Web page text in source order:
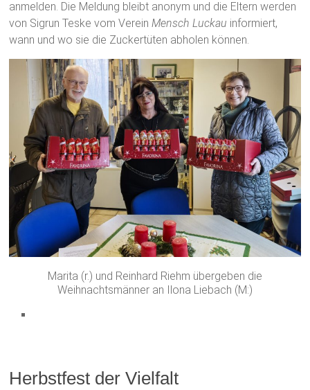
anmelden. Die Meldung bleibt anonym und die Eltern werden
von Sigrun Teske vom VereinMensch Luckau informiert,
wann und wo sie die Zuckertüten abholen können.
Marita (r.) und Reinhard Riehm übergeben die
Weihnachtsmänner an Ilona Liebach (M:)
Herbstfest der Vielfalt